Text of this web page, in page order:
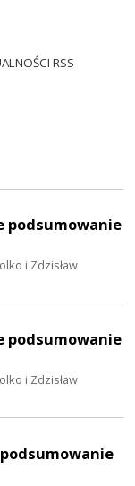
RSS
podsumowanie
i Zdzisław
podsumowanie
i Zdzisław
podsumowanie